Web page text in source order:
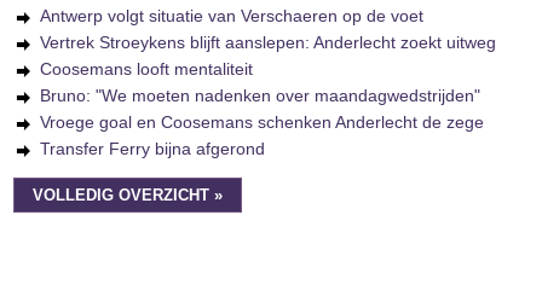
Antwerp volgt situatie van Verschaeren op de voet
Vertrek Stroeykens blijft aanslepen: Anderlecht zoekt uitweg
Coosemans looft mentaliteit
Bruno: "We moeten nadenken over maandagwedstrijden"
Vroege goal en Coosemans schenken Anderlecht de zege
Transfer Ferry bijna afgerond
VOLLEDIG OVERZICHT »